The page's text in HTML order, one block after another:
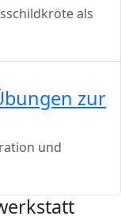
als
zur
und